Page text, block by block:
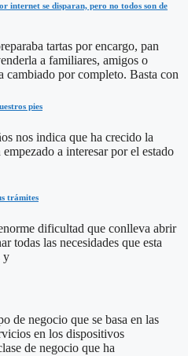
internet se disparan, pero no todos son de
tartas por encargo, pan
a familiares, amigos o
cambiado por completo. Basta con
pies
nos indica que ha crecido la
a interesar por el estado
trámites
dificultad que conlleva abrir
todas las necesidades que esta
y
de negocio que se basa en las
en los dispositivos
de negocio que ha